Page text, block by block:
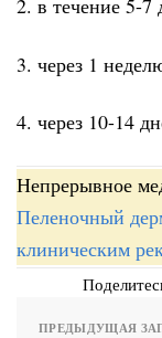
2. в течение 5-7
3. через 1
4. через 10-14
Непрерывное
Пеленочный
клиническим
ПРЕДЫДУЩАЯ